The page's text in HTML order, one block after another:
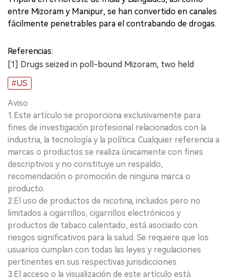
entre Mizoram y Manipur, se han convertido en canales
fácilmente penetrables para el contrabando de drogas.
Referencias:
[1] Drugs seized in poll-bound Mizoram, two held
#US
Aviso
1.Este artículo se proporciona exclusivamente para
fines de investigación profesional relacionados con la
industria, la tecnología y la política. Cualquier referencia a
marcas o productos se realiza únicamente con fines
descriptivos y no constituye un respaldo,
recomendación o promoción de ninguna marca o
producto.
2.El uso de productos de nicotina, incluidos pero no
limitados a cigarrillos, cigarrillos electrónicos y
productos de tabaco calentado, está asociado con
riesgos significativos para la salud. Se requiere que los
usuarios cumplan con todas las leyes y regulaciones
pertinentes en sus respectivas jurisdicciones.
3.El acceso o la visualización de este artículo está